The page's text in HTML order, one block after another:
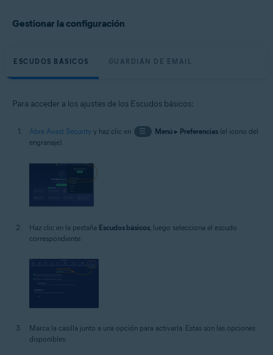
Gestionar la configuración
ESCUDOS BÁSICOS GUARDIÁN DE EMAIL
Para acceder a los ajustes de los Escudos básicos:
Abre Avast Security y haz clic en ☰ Menú▸ Preferencias(el icono del
engranaje).
Haz clic en la pestaña Escudos básicos , luego selecciona el escudo
correspondiente.
Marca la casilla junto a una opción para activarla. Estas son las opciones
disponibles: